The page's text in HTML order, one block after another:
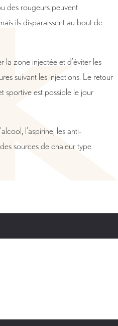
des rougeurs peuvent
ils disparaissent au bout de
la zone injectée et d’éviter les
suivant les injections. Le retour
sportive est possible le jour
l’aspirine, les anti-
sources de chaleur type